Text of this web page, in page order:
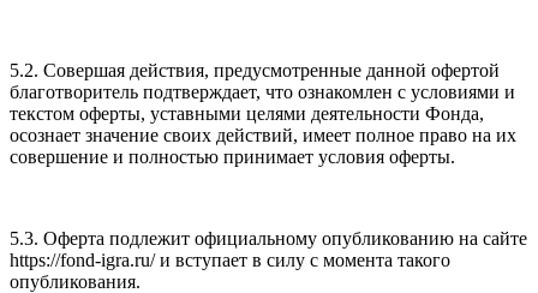
5.2. Совершая действия, предусмотренные данной офертой
благотворитель подтверждает, что ознакомлен с условиями и
текстом оферты, уставными целями деятельности Фонда,
осознает значение своих действий, имеет полное право на их
совершение и полностью принимает условия оферты.
5.3. Оферта подлежит официальному опубликованию на сайте
https://fond-igra.ru/ и вступает в силу с момента такого
опубликования.